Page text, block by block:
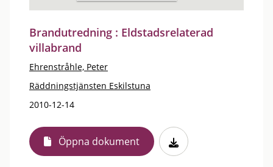
Brandutredning : Eldstadsrelaterad
villabrand
Ehrenstråhle, Peter
Räddningstjänsten Eskilstuna
2010-12-14
Öppna dokument